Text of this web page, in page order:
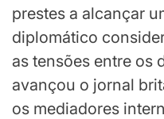
prestes a alcançar
diplomático
as tensões entre os
avançou o jornal
os mediadores